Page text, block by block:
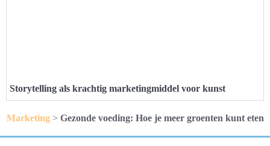
Storytelling als krachtig marketingmiddel voor kunst
Marketing> Gezonde voeding: Hoe je meer groenten kunt eten